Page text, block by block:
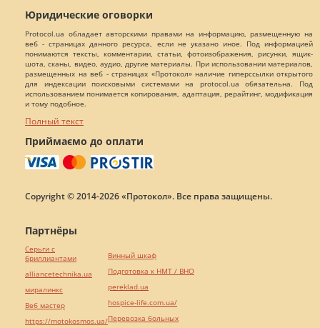
Юридические оговорки
Protocol.ua обладает авторскими правами на информацию, размещенную на
веб - страницах данного ресурса, если не указано иное. Под информацией
понимаются тексты, комментарии, статьи, фотоизображения, рисунки, ящик-
шота, сканы, видео, аудио, другие материалы. При использовании материалов,
размещенных на веб - страницах «Протокол» наличие гиперссылки открытого
для индексации поисковыми системами на protocol.ua обязательна. Под
использованием понимается копирования, адаптация, рерайтинг, модификация
и тому подобное.
Полный текст
Приймаємо до оплати
Copyright © 2014-2026 «Протокол». Все права защищены.
Партнёры
Серьги с
бриллиантами
alliancetechnika.ua
миралинкс
Веб мастер
https://motokosmos.ua/
Винный шкаф
Подготовка к НМТ / ВНО
pereklad.ua
hospice-life.com.ua/
Перевозка больных